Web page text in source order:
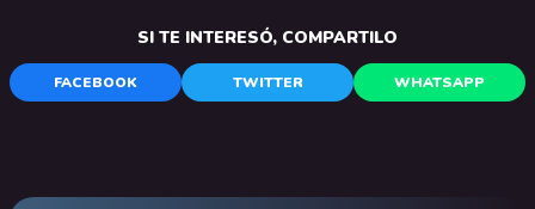
SI TE INTERESÓ, COMPARTILO
FACEBOOK TWITTER WHATSAPP